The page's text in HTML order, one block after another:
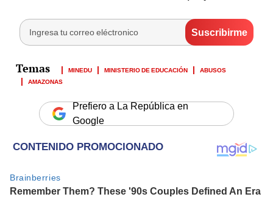
MINEDU MINISTERIO DE EDUCACIÓN
ABUSOS
AMAZONAS
Prefiero a La República en
Google